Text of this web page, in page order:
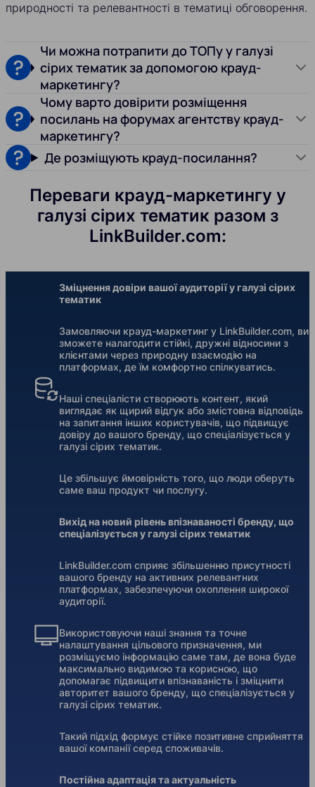
природності та релевантності в тематиці обговорення.
Чи можна потрапити до ТОПу у галузі
сірих тематик за допомогою крауд-
маркетингу?
Чому варто довірити розміщення
посилань на форумах агентству крауд-
маркетингу?
Де розміщують крауд-посилання?
Переваги крауд-маркетингу у
галузі сірих тематик разом з
LinkBuilder.com:
Зміцнення довіри вашої аудиторії у галузі сірих
тематик
Замовляючи крауд-маркетинг у LinkBuilder.com, ви
зможете налагодити стійкі, дружні відносини з
клієнтами через природну взаємодію на
платформах, де їм комфортно спілкуватись.
Наші спеціалісти створюють контент, який
виглядає як щирий відгук або змістовна відповідь
на запитання інших користувачів, що підвищує
довіру до вашого бренду, що спеціалізується у
галузі сірих тематик.
Це збільшує ймовірність того, що люди оберуть
саме ваш продукт чи послугу.
Вихід на новий рівень впізнаваності бренду, що
спеціалізується у галузі сірих тематик
LinkBuilder.com сприяє збільшенню присутності
вашого бренду на активних релевантних
платформах, забезпечуючи охоплення широкої
аудиторії.
Використовуючи наші знання та точне
налаштування цільового призначення, ми
розміщуємо інформацію саме там, де вона буде
максимально видимою та корисною, що
допомагає підвищити впізнаваність і зміцнити
авторитет вашого бренду, що спеціалізується у
галузі сірих тематик.
Такий підхід формує стійке позитивне сприйняття
вашої компанії серед споживачів.
Постійна адаптація та актуальність